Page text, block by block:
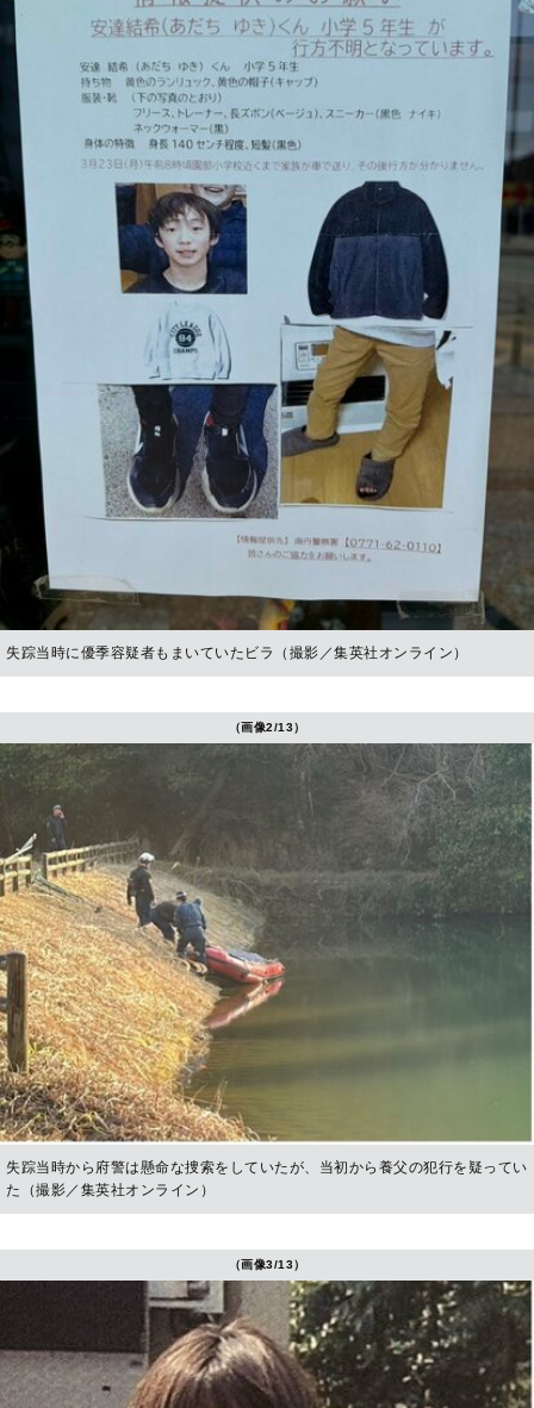
失踪当時に優季容疑者もまいていたビラ（撮影／集英社オンライン）
（画像2/13）
失踪当時から府警は懸命な捜索をしていたが、当初から養父の犯行を疑ってい
た（撮影／集英社オンライン）
（画像3/13）